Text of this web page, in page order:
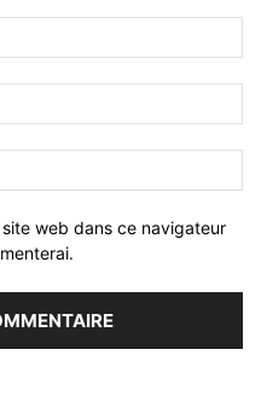
web dans ce navigateur